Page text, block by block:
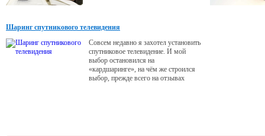
которые помогут быстро пополнить
кошелек.
Шаринг спутникового телевидения
Совсем недавно я захотел установить
спутниковое телевидение. И мой
выбор остановился на
«кардшаринге», на чём же строился
выбор, прежде всего на отзывах